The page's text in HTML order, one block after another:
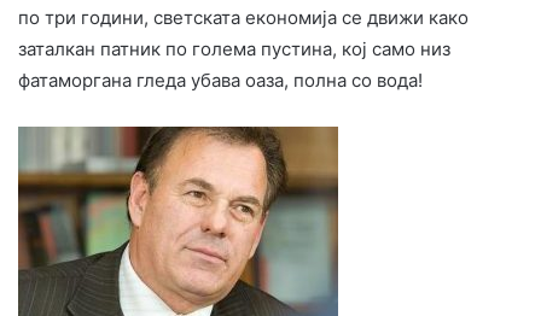
по три години, светската економија се движи како
заталкан патник по голема пустина, кој само низ
фатаморгана гледа убава оаза, полна со вода!